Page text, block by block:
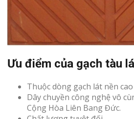
Ưu điểm của gạch tàu
Thuộc dòng gạch lát nền cao
Dây chuyền công nghệ vô
Cộng Hòa Liên Bang Đức.